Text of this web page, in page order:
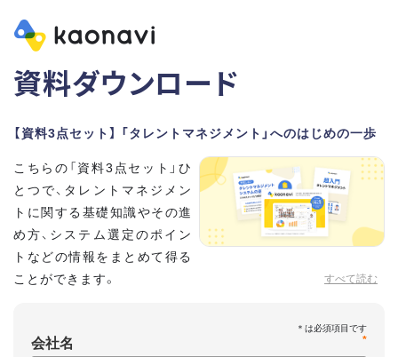
資料ダウンロード
【資料3点セット】 「タレントマネジメント」へのはじめの一歩
すべて読む
こちらの「資料3点セット」ひ
とつで、タレントマネジメン
トに関する基礎知識やその進
め方、システム選定のポイン
トなどの情報をまとめて得る
ことができます。
【資料セット内容】
*
会社名